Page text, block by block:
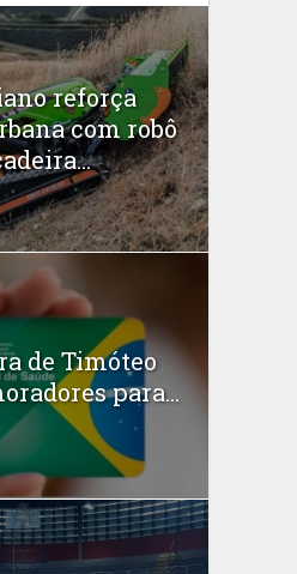
reforça
com robô
de Timóteo
para...